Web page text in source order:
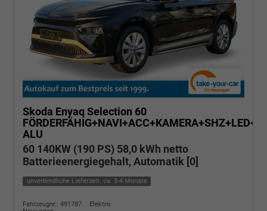
Skoda Enyaq Selection 60
ALU
60 140KW (190 PS) 58,0 kWh netto
Batterieenergiegehalt, Automatik [0]
unverbindliche Lieferzeit: ca. 3-4 Monate
Fahrzeugnr.: 491787
Elektro